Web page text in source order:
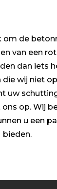
om de
van een
dan iets
die wij niet
uw
op. Wij
u een
bieden.